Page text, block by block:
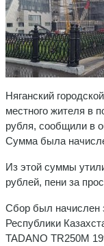
Няганский
местного жителя в
рубля, сообщили в
Сумма была
Из этой суммы
рублей, пени за
Сбор был начислен
Республики
TADANO TR250M